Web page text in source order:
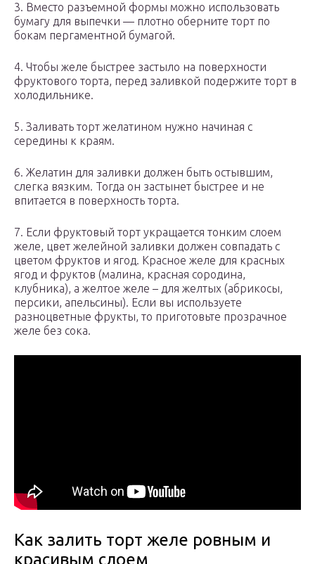
3. Вместо разъемной формы можно использовать
бумагу для выпечки — плотно оберните торт по
бокам пергаментной бумагой.
4. Чтобы желе быстрее застыло на поверхности
фруктового торта, перед заливкой подержите торт в
холодильнике.
5. Заливать торт желатином нужно начиная с
середины к краям.
6. Желатин для заливки должен быть остывшим,
слегка вязким. Тогда он застынет быстрее и не
впитается в поверхность торта.
7. Если фруктовый торт укращается тонким слоем
желе, цвет желейной заливки должен совпадать с
цветом фруктов и ягод. Красное желе для красных
ягод и фруктов (малина, красная сородина,
клубника), а желтое желе – для желтых (абрикосы,
персики, апельсины). Если вы используете
разноцветные фрукты, то приготовьте прозрачное
желе без сока.
Как залить торт желе ровным и
красивым слоем